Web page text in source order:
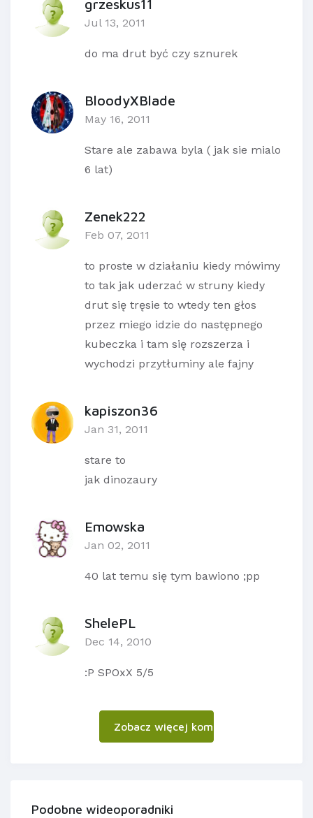
grzeskus11
Jul 13, 2011
do ma drut być czy sznurek
BloodyXBlade
May 16, 2011
Stare ale zabawa byla ( jak sie mialo
6 lat)
Zenek222
Feb 07, 2011
to proste w działaniu kiedy mówimy
to tak jak uderzać w struny kiedy
drut się tręsie to wtedy ten głos
przez miego idzie do następnego
kubeczka i tam się rozszerza i
wychodzi przytłuminy ale fajny
kapiszon36
Jan 31, 2011
stare to
jak dinozaury
Emowska
Jan 02, 2011
40 lat temu się tym bawiono ;pp
ShelePL
Dec 14, 2010
:P SPOxX 5/5
Zobacz więcej komentarzy
Podobne wideoporadniki